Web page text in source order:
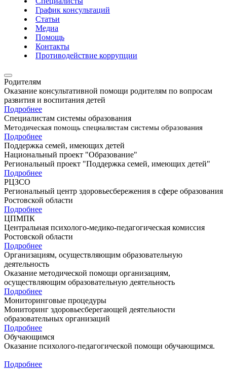
График консультаций
Статьи
Медиа
Помощь
Контакты
Противодействие коррупции
Родителям
Оказание консультативной помощи родителям по вопросам
развития и воспитания детей
Подробнее
Специалистам системы образования
Методическая помощь специалистам системы образования
Подробнее
Поддержка семей, имеющих детей
Национальный проект "Образование"
Региональный проект "Поддержка семей, имеющих детей"
Подробнее
РЦЗСО
Региональный центр здоровьесбережения в сфере образования
Ростовской области
Подробнее
ЦПМПК
Центральная психолого-медико-педагогическая комиссия
Ростовской области
Подробнее
Организациям, осуществляющим образовательную
деятельность
Оказание методической помощи организациям,
осуществляющим образовательную деятельность
Подробнее
Мониторинговые процедуры
Мониторинг здоровьесберегающей деятельности
образовательных организаций
Подробнее
Обучающимся
Оказание психолого-педагогической помощи обучающимcя.
Подробнее